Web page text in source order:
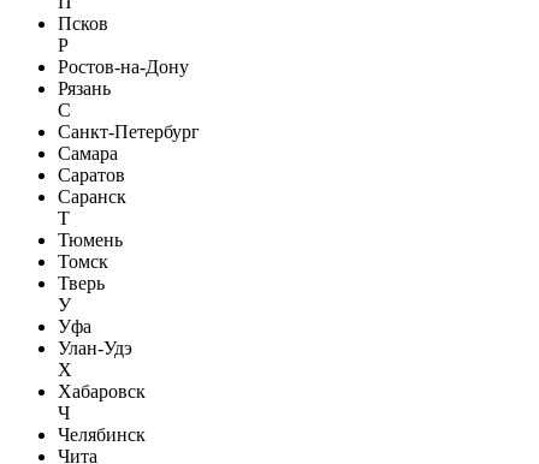
Псков
Р
Ростов-на-Дону
Рязань
С
Санкт-Петербург
Самара
Саратов
Саранск
Т
Тюмень
Томск
Тверь
У
Уфа
Улан-Удэ
Х
Хабаровск
Ч
Челябинск
Чита